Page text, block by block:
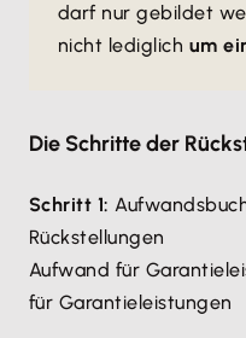
darf nur gebildet
nicht lediglich um
Die Schritte der
Schritt 1:
Rückstellungen
Aufwand für
für Garantieleistungen